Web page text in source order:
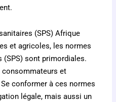
(SPS) Afrique
et agricoles, les normes
sont primordiales.
consommateurs et
conformer à ces normes
légale, mais aussi un